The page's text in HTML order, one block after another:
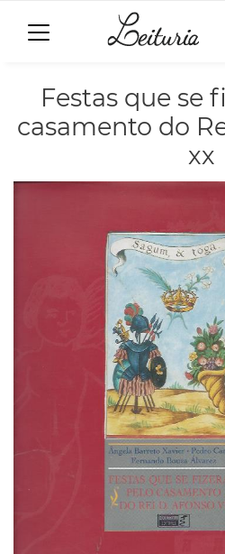
Festas que se
casamento do
xx